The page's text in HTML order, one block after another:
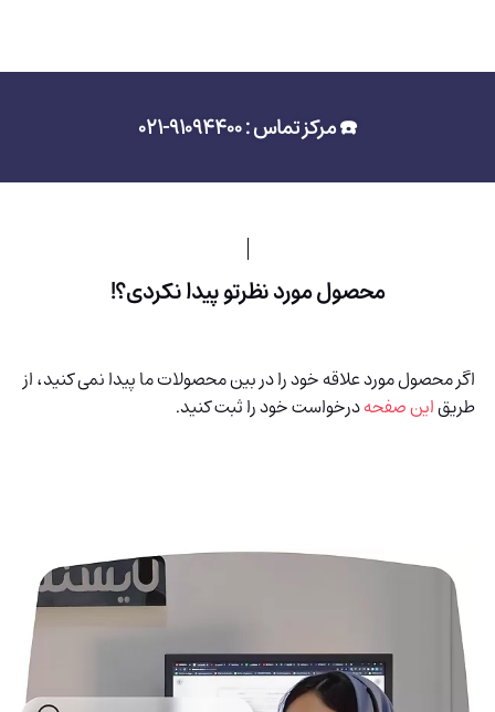
☎️ مرکز تماس : 91094400-021
محصول مورد نظرتو پیدا نکردی؟!
اگر محصول مورد علاقه خود را در بین محصولات ما پیدا نمی کنید، از
طریقاین صفحهدرخواست خود را ثبت کنید.